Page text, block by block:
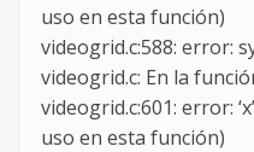
uso en esta función)
videogrid.c:588: error:
videogrid.c: En la
videogrid.c:601: error:
uso en esta función)